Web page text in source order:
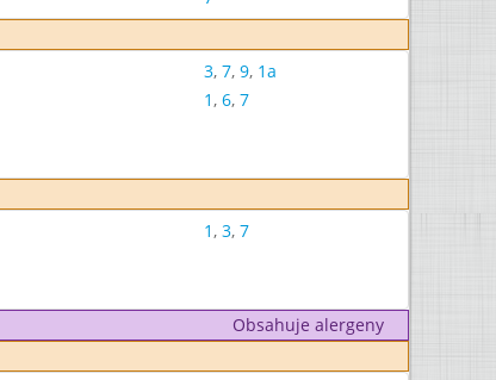
3, 7, 9, 1a
1, 6, 7
1, 3, 7
Obsahuje alergeny